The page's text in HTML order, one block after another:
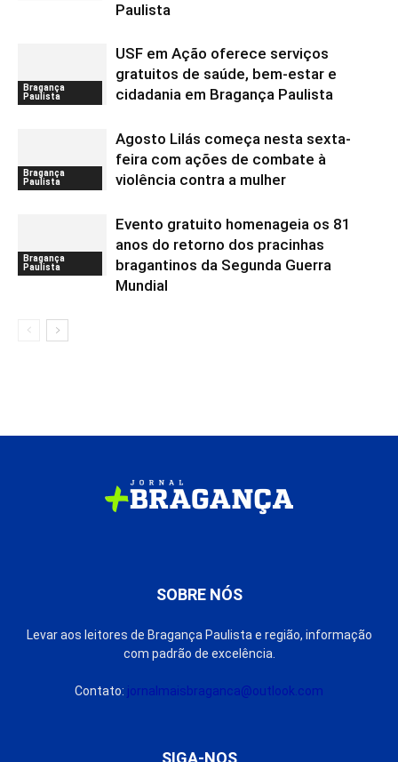
Paulista
Bragança
Paulista
USF em Ação oferece serviços
gratuitos de saúde, bem-estar e
cidadania em Bragança Paulista
Bragança
Paulista
Agosto Lilás começa nesta sexta-
feira com ações de combate à
violência contra a mulher
Bragança
Paulista
Evento gratuito homenageia os 81
anos do retorno dos pracinhas
bragantinos da Segunda Guerra
Mundial
SOBRE NÓS
Levar aos leitores de Bragança Paulista e região, informação
com padrão de excelência.
Contato: jornalmaisbraganca@outlook.com
SIGA-NOS